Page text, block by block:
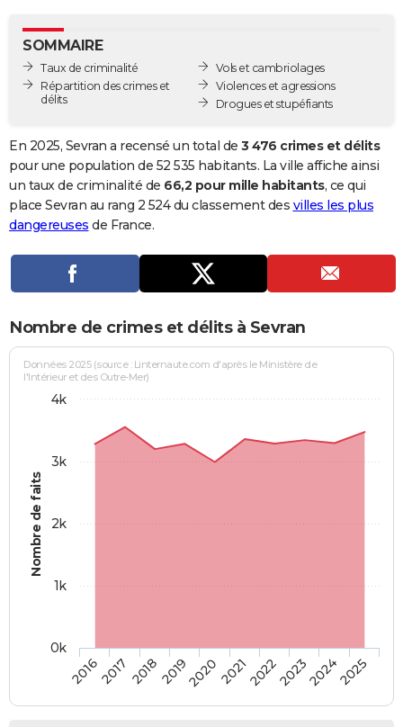
GUIDES D'ACHAT
BONS PLANS
Carte de Noël
Carte Bonne année
Carte Saint-Valentin
Carte Pâques
Carte d'anniversaire
DICTIONNAIRE
Dictionnaire
Biographies
Citations
Expressions
Proverbes
PROGRAMME TV
Se connecter
Entreprises
Service militaire
Avis de recherche
AVIS DE DÉCÈS
Bricolage
Lifestyle
Culture
Sport
Auto
Television
Voyage
Cinema
SOMMAIRE
Taux de criminalité
Répartition des crimes et
délits
Vols et cambriolages
Violences et agressions
Drogues et stupéfiants
En 2025, Sevran a recensé un total de 3 476 crimes et délits
pour une population de 52 535 habitants. La ville affiche ainsi
un taux de criminalité de 66,2 pour mille habitants, ce qui
place Sevran au rang 2 524 du classement des villes les plus
dangereuses de France.
Nombre de crimes et délits à Sevran
Nombre de faits
Données 2025 (source : Linternaute.com d'après le Ministère de
l'Intérieur et des Outre-Mer)
20162017 20182019202020212022202320242025
0k
1k
2k
3k
4k